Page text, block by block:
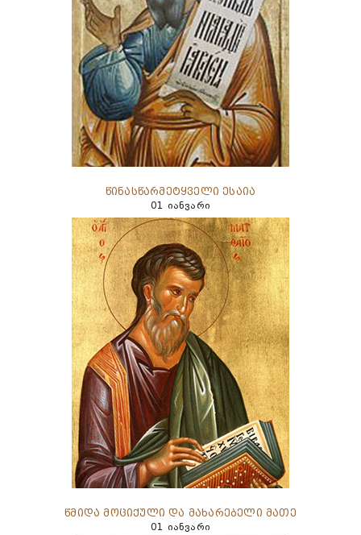
წინასწარმეტყველი ესაია
01 იანვარი
წმიდა მოციქული და მახარებელი მათე
01 იანვარი